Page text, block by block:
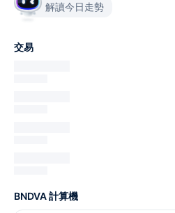
解讀今日走勢
交易
BNDVA 計算機